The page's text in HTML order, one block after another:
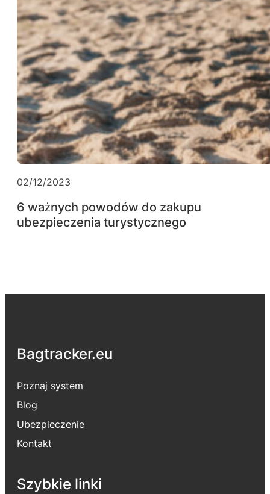
02/12/2023
6 ważnych powodów do zakupu
ubezpieczenia turystycznego
Bagtracker.eu
Poznaj system
Blog
Ubezpieczenie
Kontakt
Szybkie linki